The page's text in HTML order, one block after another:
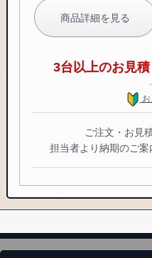
商品詳細を見る
3台以上のお見
ご注文・お見
担当者より納期のご案